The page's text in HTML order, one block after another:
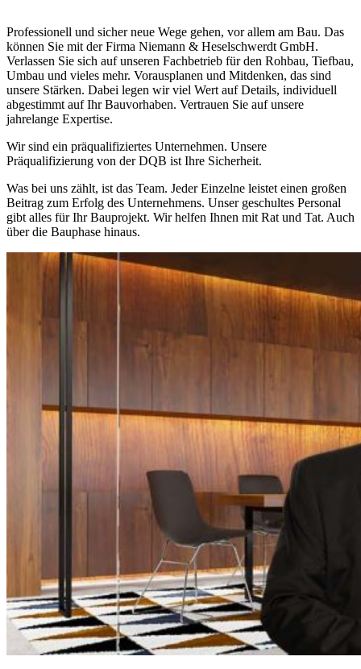
Professionell und sicher neue Wege gehen, vor allem am Bau. Das
können Sie mit der Firma Niemann & Heselschwerdt GmbH.
Verlassen Sie sich auf unseren Fachbetrieb für den Rohbau, Tiefbau,
Umbau und vieles mehr. Vorausplanen und Mitdenken, das sind
unsere Stärken. Dabei legen wir viel Wert auf Details, individuell
abgestimmt auf Ihr Bauvorhaben. Vertrauen Sie auf unsere
jahrelange Expertise.
Wir sind ein präqualifiziertes Unternehmen. Unsere
Präqualifizierung von der DQB ist Ihre Sicherheit.
Was bei uns zählt, ist das Team. Jeder Einzelne leistet einen großen
Beitrag zum Erfolg des Unternehmens. Unser geschultes Personal
gibt alles für Ihr Bauprojekt. Wir helfen Ihnen mit Rat und Tat. Auch
über die Bauphase hinaus.